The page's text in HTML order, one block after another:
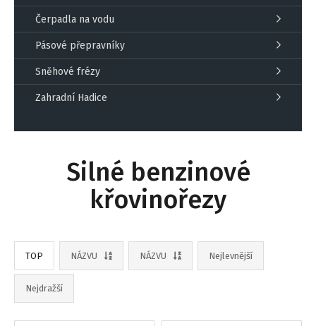
Čerpadla na vodu
Pásové přepravníky
Sněhové frézy
Zahradní Hadice
Silné benzinové
křovinořezy
TOP NÁZVU NÁZVU Nejlevnější
Nejdražší